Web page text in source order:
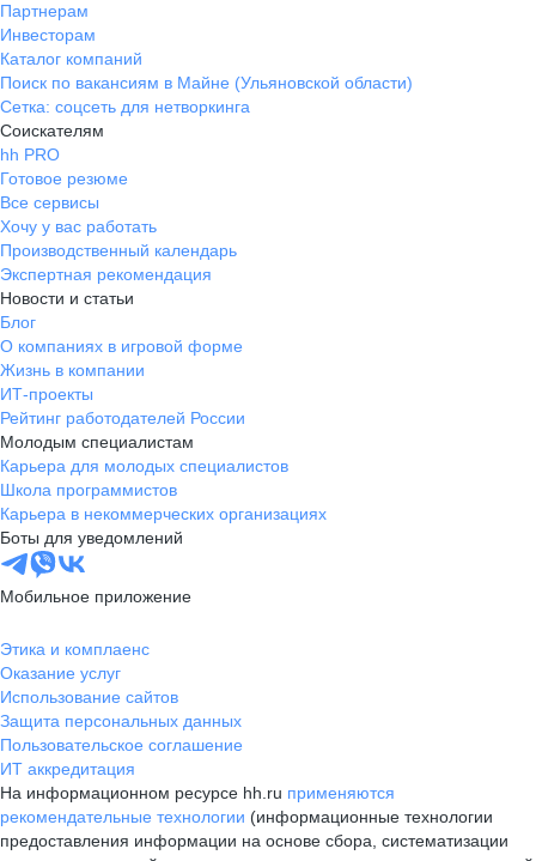
Партнерам
Инвесторам
Каталог компаний
Поиск по вакансиям в Майне (Ульяновской области)
Сетка: соцсеть для нетворкинга
Соискателям
hh PRO
Готовое резюме
Все сервисы
Хочу у вас работать
Производственный календарь
Экспертная рекомендация
Новости и статьи
Блог
О компаниях в игровой форме
Жизнь в компании
ИТ-проекты
Рейтинг работодателей России
Молодым специалистам
Карьера для молодых специалистов
Школа программистов
Карьера в некоммерческих организациях
Боты для уведомлений
Мобильное приложение
Этика и комплаенс
Оказание услуг
Использование сайтов
Защита персональных данных
Пользовательское соглашение
ИТ аккредитация
На информационном ресурсе hh.ru применяются
рекомендательные технологии (информационные технологии
предоставления информации на основе сбора, систематизации